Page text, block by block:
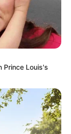
Prince Louis's